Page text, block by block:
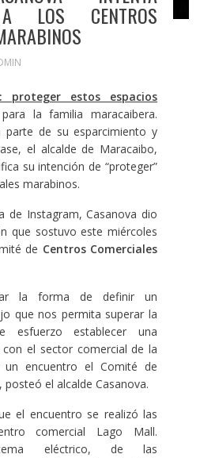
A LOS CENTROS
proteger estos espacios
la familia maracaibera.
parte de su esparcimiento y
el alcalde de Maracaibo,
su intención de “proteger”
marabinos.
de Instagram, Casanova dio
que sostuvo este miércoles
de Centros Comerciales
la forma de definir un
que nos permita superar la
esfuerzo establecer una
el sector comercial de la
un encuentro el Comité de
posteó el alcalde Casanova.
el encuentro se realizó las
comercial Lago Mall.
eléctrico, de las